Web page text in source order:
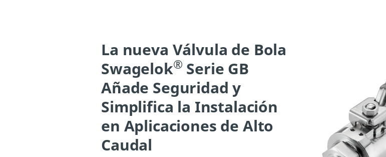
La nueva Válvula de Bola
Swagelok® Serie GB
Añade Seguridad y
Simplifica la Instalación
en Aplicaciones de Alto
Caudal